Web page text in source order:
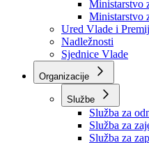
zaštitu
Ministarstvo
i sport
Ministarstvo
Ministarstvo
Ured Vlade i
Nadležnosti
Sjednice Vlade
Organizacije
Službe